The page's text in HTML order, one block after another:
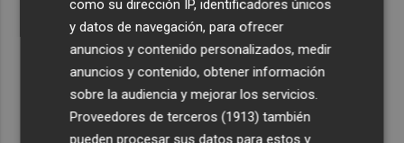
como su dirección IP, identificadores únicos
y datos de navegación, para ofrecer
anuncios y contenido personalizados, medir
anuncios y contenido, obtener información
sobre la audiencia y mejorar los servicios.
Proveedores de terceros (1913) también
pueden procesar sus datos para estos y